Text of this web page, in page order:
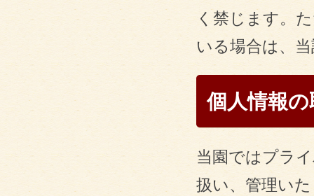
く禁じます。
いる場合は、
個人情報
当園ではプラ
扱い、管理い